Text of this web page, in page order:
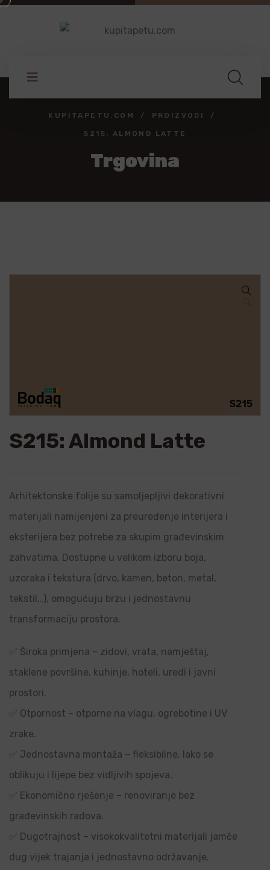
KUPITAPETU.COM PROIZVODI
S215: ALMOND LATTE
Trgovina
S215: Almond Latte
Arhitektonske folije su samoljepljivi dekorativni
materijali namijenjeni za preuređenje interijera i
eksterijera bez potrebe za skupim građevinskim
zahvatima. Dostupne u velikom izboru boja,
uzoraka i tekstura (drvo, kamen, beton, metal,
tekstil…), omogućuju brzu i jednostavnu
transformaciju prostora.
✅ Široka primjena – zidovi, vrata, namještaj,
staklene površine, kuhinje, hoteli, uredi i javni
prostori.
✅ Otpornost – otporne na vlagu, ogrebotine i UV
zrake.
✅ Jednostavna montaža – fleksibilne, lako se
oblikuju i lijepe bez vidljivih spojeva.
✅ Ekonomično rješenje – renoviranje bez
građevinskih radova.
✅ Dugotrajnost – visokokvalitetni materijali jamče
dug vijek trajanja i jednostavno održavanje.